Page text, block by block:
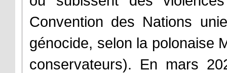
Convention des Nations
génocide, selon la polonaise
conservateurs). En mars